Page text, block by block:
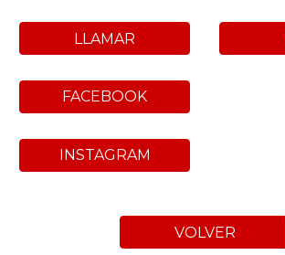
LLAMAR
FACEBOOK
INSTAGRAM
VOLVER